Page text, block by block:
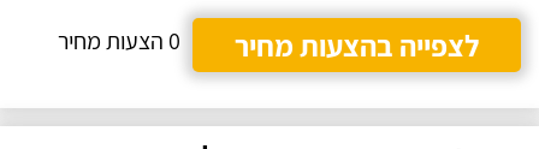
לצפייה בהצעות מחיר
0 הצעות מחיר